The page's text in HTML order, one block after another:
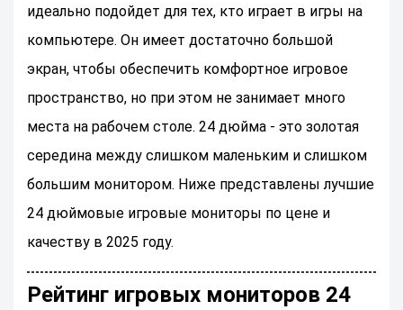
идеально подойдет для тех, кто играет в игры на
компьютере. Он имеет достаточно большой
экран, чтобы обеспечить комфортное игровое
пространство, но при этом не занимает много
места на рабочем столе. 24 дюйма - это золотая
середина между слишком маленьким и слишком
большим монитором. Ниже представлены лучшие
24 дюймовые игровые мониторы по цене и
качеству в 2025 году.
Рейтинг игровых мониторов 24